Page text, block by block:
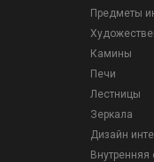
Предметы
Камины
Печи
Лестницы
Зеркала
Дизайн
Внутренняя